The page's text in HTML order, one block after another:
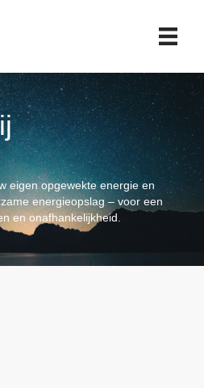
eigen opgewekte energie en
energieopslag – voor een
en onafhankelijkheid.